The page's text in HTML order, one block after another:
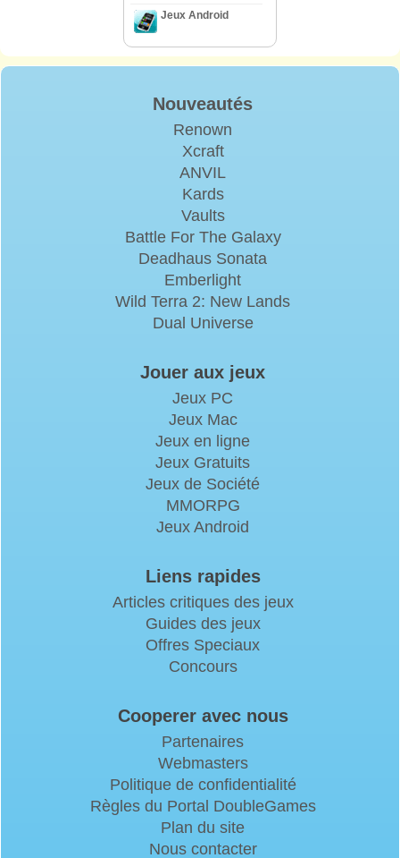
Jeux Android
Nouveautés
Renown
Xcraft
ANVIL
Kards
Vaults
Battle For The Galaxy
Deadhaus Sonata
Emberlight
Wild Terra 2: New Lands
Dual Universe
Jouer aux jeux
Jeux PC
Jeux Mac
Jeux en ligne
Jeux Gratuits
Jeux de Société
MMORPG
Jeux Android
Liens rapides
Articles critiques des jeux
Guides des jeux
Offres Speciaux
Concours
Cooperer avec nous
Partenaires
Webmasters
Politique de confidentialité
Règles du Portal DoubleGames
Plan du site
Nous contacter